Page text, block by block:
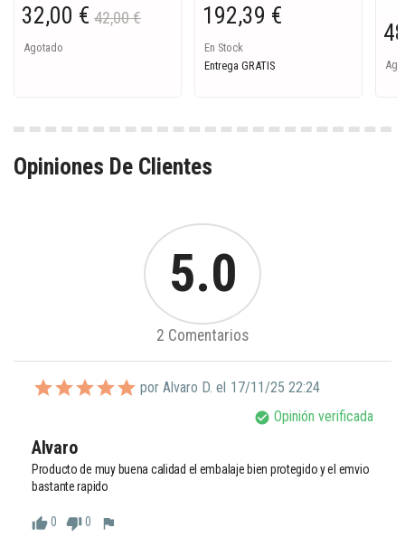
32,00 € 42,00 €
Agotado
192,39 €
En Stock
Entrega GRATIS
Opiniones De Clientes
5.0
2 Comentarios
por Alvaro D. el 17/11/25 22:24
check_circle Opinión verificada
Alvaro
Producto de muy buena calidad el embalaje bien protegido y el emvio
bastante rapido
thumb_up0 thumb_down0 flag